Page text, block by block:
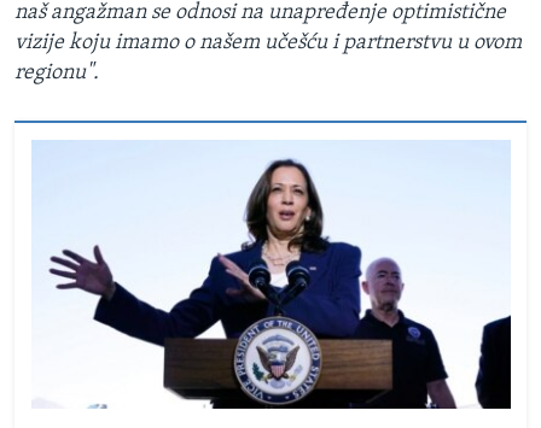
naš angažman se odnosi na unapređenje optimistične
vizije koju imamo o našem učešću i partnerstvu u ovom
regionu".